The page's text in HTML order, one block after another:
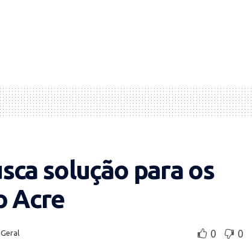
solução para os
Acre
Geral 0 0